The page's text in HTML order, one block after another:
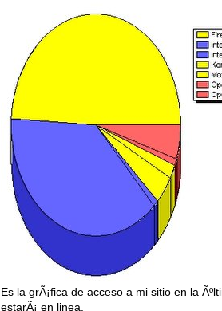
Es la grÃ¡fica de acceso a mi sitio en la
estarÃ¡ en linea.